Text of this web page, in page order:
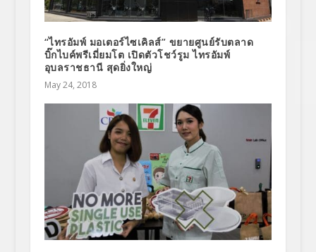
“ไทรอัมพ์ มอเตอร์ไซเคิลส์” ขยายศูนย์รับตลาด
บิ๊กไบค์พรีเมี่ยมโต เปิดตัวโชว์รูม ไทรอัมพ์
อุบลราชธานี สุดยิ่งใหญ่
May 24, 2018